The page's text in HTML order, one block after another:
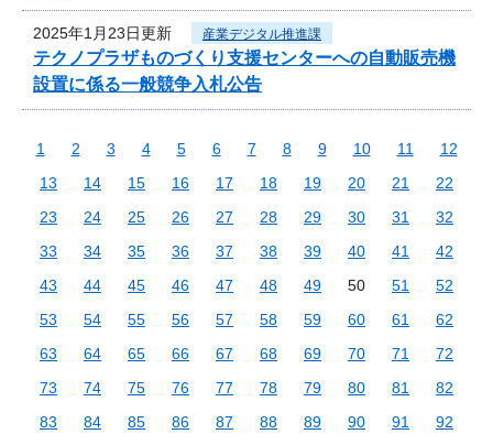
2025年1月23日更新 産業デジタル推進課
テクノプラザものづくり支援センターへの自動販売機
設置に係る一般競争入札公告
1 2 3 4 5 6 7 8 9 10 11
12
13
14 15 16 17 18 19 20 21
22
23
24 25 26 27 28 29 30 31
32
33
34 35 36 37 38 39 40 41
42
43
44 45 46 47 48 49 50 51
52
53
54 55 56 57 58 59 60 61
62
63
64 65 66 67 68 69 70 71
72
73
74 75 76 77 78 79 80 81
82
83
84 85 86 87 88 89 90 91
92